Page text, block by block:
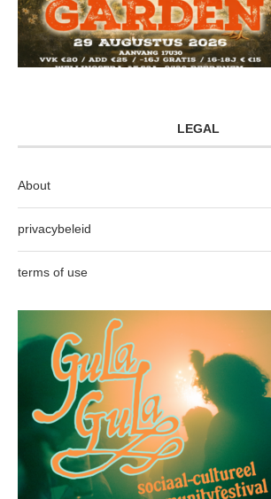
LEGAL
About
privacybeleid
terms of use